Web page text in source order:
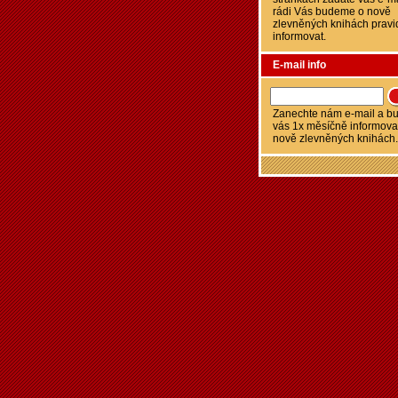
rádi Vás budeme o nově
zlevněných knihách
informovat.
E-mail info
Zanechte nám e-mail a
vás 1x měsíčně
nově zlevněných knihách.